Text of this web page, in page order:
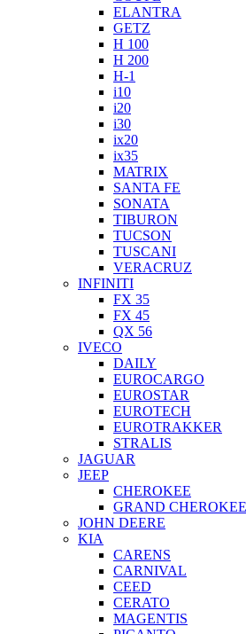
ELANTRA
GETZ
H 100
H 200
H-1
i10
i20
i30
ix20
ix35
MATRIX
SANTA FE
SONATA
TIBURON
TUCSON
TUSCANI
VERACRUZ
INFINITI
FX 35
FX 45
QX 56
IVECO
DAILY
EUROCARGO
EUROSTAR
EUROTECH
EUROTRAKKER
STRALIS
JAGUAR
JEEP
CHEROKEE
GRAND CHEROKEE
JOHN DEERE
KIA
CARENS
CARNIVAL
CEED
CERATO
MAGENTIS